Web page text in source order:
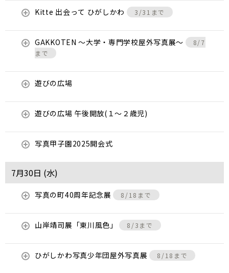
Kitte 出会って ひがしかわ 3/31まで
GAKKOTEN ～大学・専門学校屋外写真展～
8/7
まで
遊びの広場
遊びの広場 午後開放(１～２歳児)
写真甲子園2025開会式
7月30日 (水)
写真の町40周年記念展 8/18まで
山岸靖司展「東川風色」 8/3まで
ひがしかわ写真少年団屋外写真展 8/18まで